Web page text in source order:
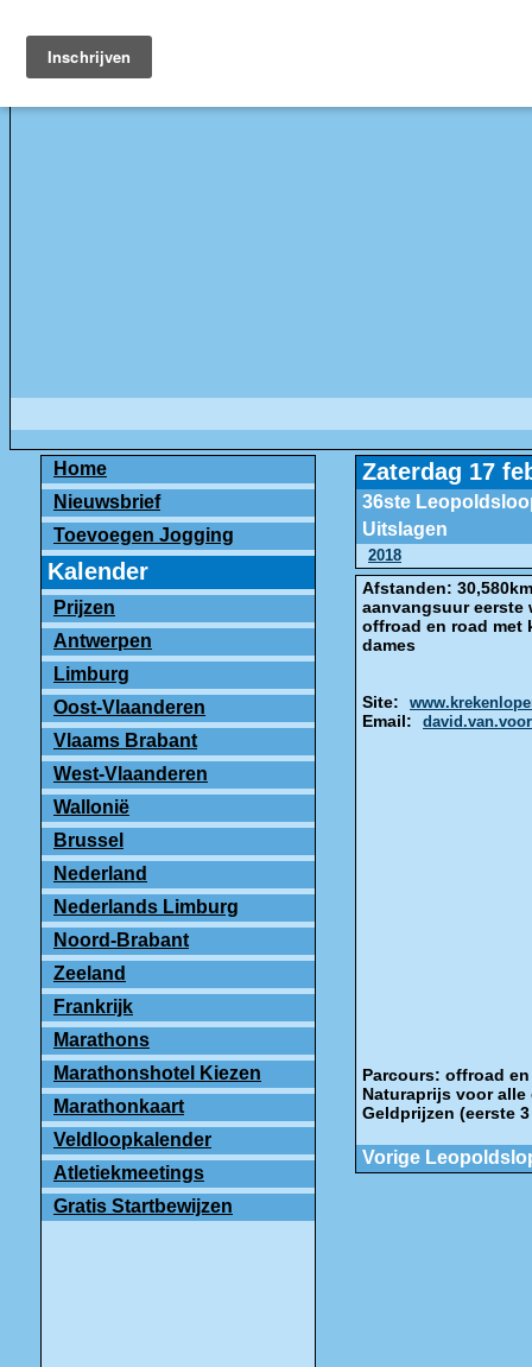
Home
Nieuwsbrief
Toevoegen Jogging
Kalender
Prijzen
Antwerpen
Limburg
Oost-Vlaanderen
Vlaams Brabant
West-Vlaanderen
Wallonië
Brussel
Nederland
Nederlands Limburg
Noord-Brabant
Zeeland
Frankrijk
Marathons
Marathonshotel Kiezen
Marathonkaart
Veldloopkalender
Atletiekmeetings
Gratis Startbewijzen
Zaterdag 17
36ste
Uitslagen
2018
Afstanden:
aanvangsuur eerste
offroad en road met
dames
Site:
Email:
Parcours: offroad
Naturaprijs voor
Geldprijzen (eerste
Vorige